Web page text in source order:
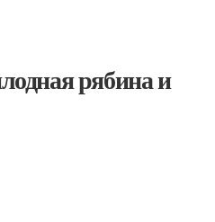
рябина и